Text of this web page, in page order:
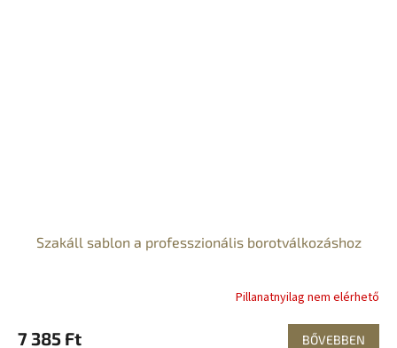
Szakáll sablon a professzionális borotválkozáshoz
Pillanatnyilag nem elérhető
7 385 Ft BŐVEBBEN